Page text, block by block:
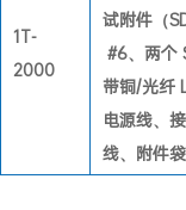
1T-
2000
试附件（
#6、两个
带铜/光纤
电源线、
线、附件